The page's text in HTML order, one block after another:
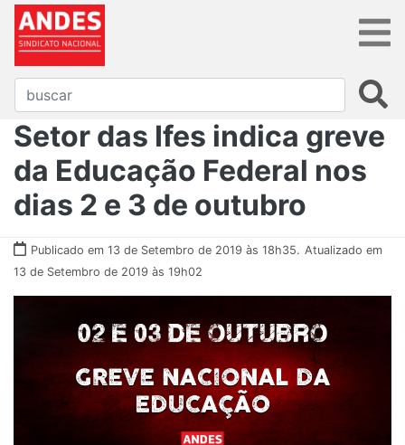
Setor das Ifes indica greve
da Educação Federal nos
dias 2 e 3 de outubro
Publicado em 13 de Setembro de 2019 às 18h35. Atualizado em
13 de Setembro de 2019 às 19h02